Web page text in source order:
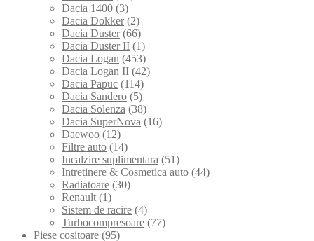
Dacia 1400 (3)
Dacia Dokker (2)
Dacia Duster (66)
Dacia Duster II (1)
Dacia Logan (453)
Dacia Logan II (42)
Dacia Papuc (114)
Dacia Sandero (5)
Dacia Solenza (38)
Dacia SuperNova (16)
Daewoo (12)
Filtre auto (14)
Incalzire suplimentara (51)
Intretinere & Cosmetica auto (44)
Radiatoare (30)
Renault (1)
Sistem de racire (4)
Turbocompresoare (77)
Piese cositoare (95)